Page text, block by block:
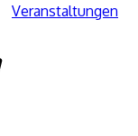
Veranstaltungen